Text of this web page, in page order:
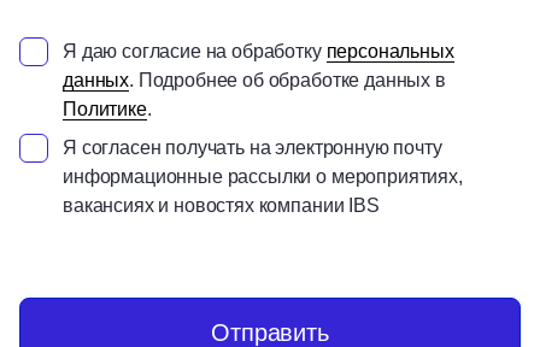
Я даю согласие на обработку персональных
данных. Подробнее об обработке данных в
Политике.
Я согласен получать на электронную почту
информационные рассылки о мероприятиях,
вакансиях и новостях компании IBS
Отправить